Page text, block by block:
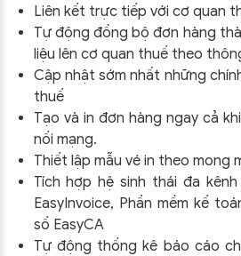
Liên kết trực tiếp với cơ quan
Tự động đồng bộ đơn hàng
liệu lên cơ quan thuế theo
Cập nhật sớm nhất những
thuế
Tạo và in đơn hàng ngay cả
nối mạng.
Thiết lập mẫu vé in theo mong
Tích hợp hệ sinh thái đa
EasyInvoice, Phần mềm kế
số EasyCA
Tự động thống kê báo cáo